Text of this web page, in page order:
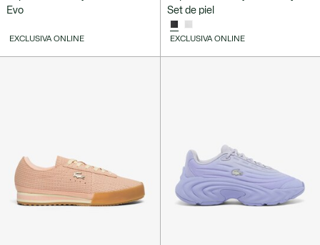
Evo
EXCLUSIVA ONLINE
Set de piel
EXCLUSIVA ONLINE